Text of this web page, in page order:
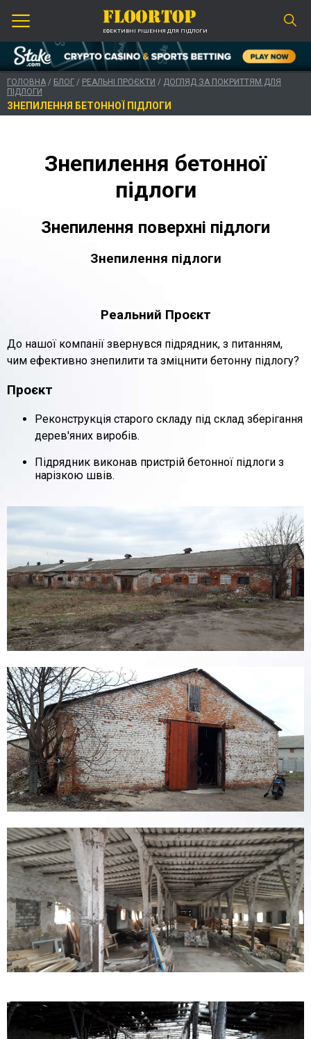
ЕФЕКТИВНІ РІШЕННЯ ДЛЯ ПІДЛОГИ
ГОЛОВНА / БЛОГ / РЕАЛЬНІ ПРОЄКТИ / ДОГЛЯД ЗА ПОКРИТТЯМ ДЛЯ
ПІДЛОГИ
ЗНЕПИЛЕННЯ БЕТОННОЇ ПІДЛОГИ
Знепилення бетонної
підлоги
Знепилення поверхні підлоги
Знепилення підлоги
Реальний Проєкт
До нашої компанії звернувся підрядник, з питанням,
чим ефективно знепилити та зміцнити бетонну підлогу?
Проєкт
Реконструкція старого складу під склад зберігання
дерев'яних виробів.
Підрядник виконав пристрій бетонної підлоги з
нарізкою швів.